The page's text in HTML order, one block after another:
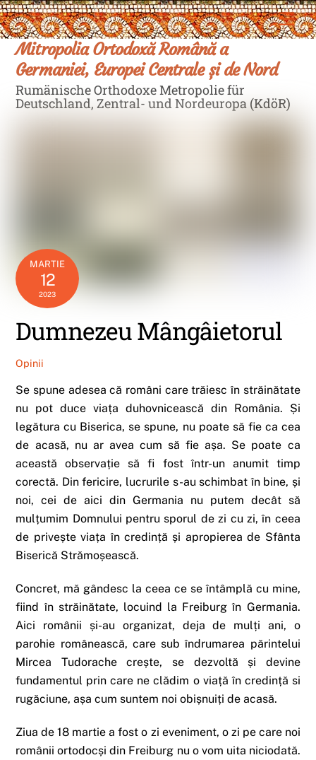
Skip
to
content
Mitropolia Ortodoxă Română a
Germaniei, Europei Centrale și de Nord
Rumänische Orthodoxe Metropolie für
Deutschland, Zentral- und Nordeuropa (KdöR)
MARTIE
12
2023
Dumnezeu Mângâietorul
Opinii
Se spune adesea că români care trăiesc în străinătate
nu pot duce viața duhovnicească din România. Și
legătura cu Biserica, se spune, nu poate să fie ca cea
de acasă, nu ar avea cum să fie așa. Se poate ca
această observație să fi fost într-un anumit timp
corectă. Din fericire, lucrurile s-au schimbat în bine, și
noi, cei de aici din Germania nu putem decât să
mulțumim Domnului pentru sporul de zi cu zi, în ceea
de privește viața în credință și apropierea de Sfânta
Biserică Strămoșească.
Concret, mă gândesc la ceea ce se întâmplă cu mine,
fiind în străinătate, locuind la Freiburg în Germania.
Aici românii și-au organizat, deja de mulți ani, o
parohie românească, care sub îndrumarea părintelui
Mircea Tudorache crește, se dezvoltă și devine
fundamentul prin care ne clădim o viață în credință si
rugăciune, așa cum suntem noi obișnuiți de acasă.
Ziua de 18 martie a fost o zi eveniment, o zi pe care noi
românii ortodocși din Freiburg nu o vom uita niciodată.